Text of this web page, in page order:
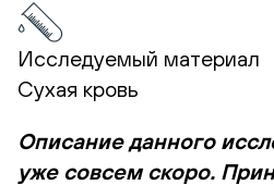
Исследуемый материал
Сухая кровь
Описание данного
уже совсем скоро.